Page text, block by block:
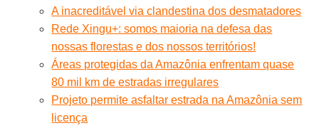
A inacreditável via clandestina dos desmatadores
Rede Xingu+: somos maioria na defesa das
nossas florestas e dos nossos territórios!
Áreas protegidas da Amazônia enfrentam quase
80 mil km de estradas irregulares
Projeto permite asfaltar estrada na Amazônia sem
licença